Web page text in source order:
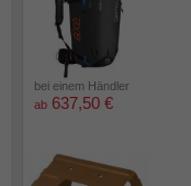
bei einem Händler
ab 637,50 €